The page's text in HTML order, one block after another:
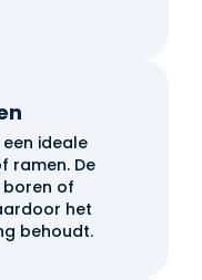
ideale
ramen. De
of
het
behoudt.